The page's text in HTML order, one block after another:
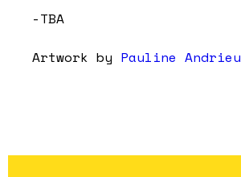
-TBA
Artwork by Pauline Andrieu